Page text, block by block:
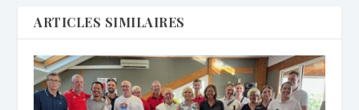
ARTICLES SIMILAIRES